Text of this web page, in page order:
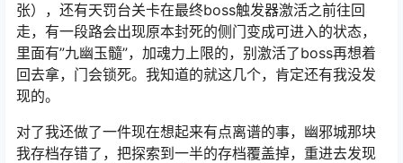
张），还有天罚台关卡在最终boss触发器激活之前往回
走，有一段路会出现原本封死的侧门变成可进入的状态，
里面有”九幽玉髓”，加魂力上限的，别激活了boss再想着
回去拿，门会锁死。我知道的就这几个，肯定还有我没发
现的。
对了我还做了一件现在想起来有点离谱的事，幽邪城那块
我存档存错了，把探索到一半的存档覆盖掉，重进去发现